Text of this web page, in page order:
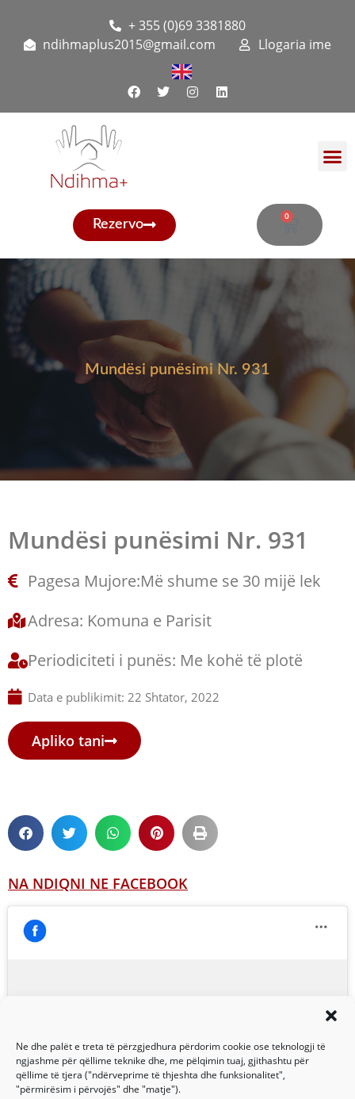
Ne dhe palët e treta të përzgjedhura përdorim cookie ose teknologji të
ngjashme për qëllime teknike dhe, me pëlqimin tuaj, gjithashtu për
qëllime të tjera ("ndërveprime të thjeshta dhe funksionalitet",
"përmirësim i përvojës" dhe "matje").
+ 355 (0)69 3381880
ndihmaplus2015@gmail.com
Llogaria ime
Rezervo
0
Mundësi punësimi Nr. 931
Mundësi punësimi Nr. 931
Pagesa Mujore:Më shume se 30 mijë lek
Adresa: Komuna e Parisit
Periodiciteti i punës: Me kohë të plotë
Data e publikimit: 22 Shtator, 2022
Apliko tani
NA NDIQNI NE FACEBOOK